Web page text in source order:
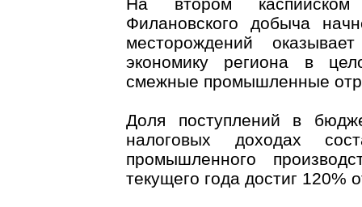
Филановского добыча
месторождений
экономику региона в
смежные промышленные
Доля поступлений в
налоговых доходах
промышленного
текущего года достиг 120%